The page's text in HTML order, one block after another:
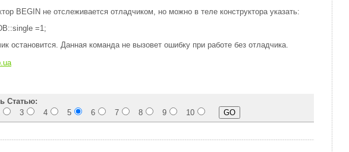
BEGIN не отслеживается отладчиком, но можно в теле конструктора указать:
=1;
остановится. Данная команда не вызовет ошибку при работе без отладчика.
Статью:
3 4 5 6 7 8 9 10